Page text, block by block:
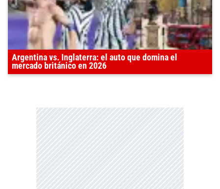
Argentina vs. Inglaterra: el auto que domina el
mercado británico en 2026